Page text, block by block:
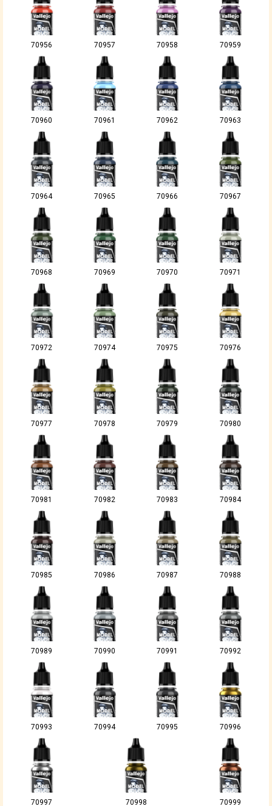
70956 70957 70958 70959
70960 70961 70962 70963
70964 70965 70966 70967
70968 70969 70970 70971
70972 70974 70975 70976
70977 70978 70979 70980
70981 70982 70983 70984
70985 70986 70987 70988
70989 70990 70991 70992
70993 70994 70995 70996
70997 70998 70999